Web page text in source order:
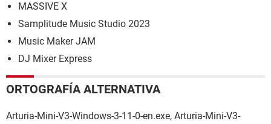
MASSIVE X
Samplitude Music Studio 2023
Music Maker JAM
DJ Mixer Express
ORTOGRAFÍA ALTERNATIVA
Arturia-Mini-V3-Windows-3-11-0-en.exe, Arturia-Mini-V3-